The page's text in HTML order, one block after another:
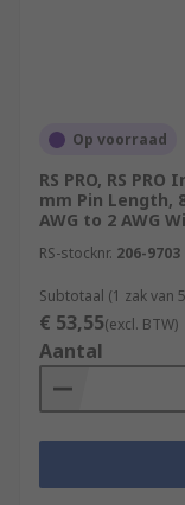
Op voorraad
RS PRO, RS
mm Pin Length,
AWG to 2 AWG
RS-stocknr. 206-9703
Subtotaal (1 zak van
€ 53,55(excl. BTW)
Aantal